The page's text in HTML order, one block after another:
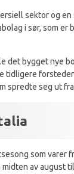
sektor og en
i sør, som er
det bygget nye
tidligere
spredte seg ut
som varer
av august